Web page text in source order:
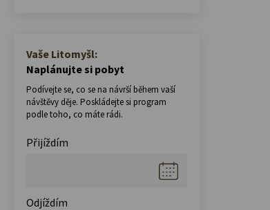
Vaše Litomyšl:
Naplánujte si pobyt
Podívejte se, co se na návrší během vaší
návštěvy děje. Poskládejte si program
podle toho, co máte rádi.
Přijíždím
Odjíždím